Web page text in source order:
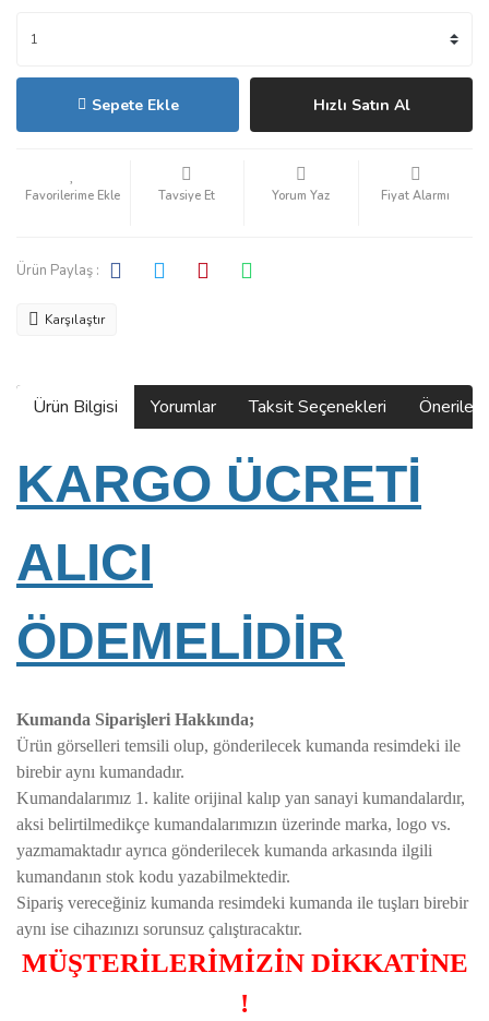
Sepete Ekle Hızlı Satın Al
Tavsiye Et Yorum Yaz Fiyat Alarmı
Ürün Paylaş :
Karşılaştır
Ürün Bilgisi Yorumlar Taksit Seçenekleri
KARGO ÜCRETİ
ALICI
ÖDEMELİDİR
Kumanda Siparişleri Hakkında;
Ürün görselleri temsili olup, gönderilecek kumanda resimdeki ile
birebir aynı kumandadır.
Kumandalarımız 1. kalite orijinal kalıp yan sanayi kumandalardır,
aksi belirtilmedikçe kumandalarımızın üzerinde marka, logo vs.
yazmamaktadır ayrıca gönderilecek kumanda arkasında ilgili
kumandanın stok kodu yazabilmektedir.
Sipariş vereceğiniz kumanda resimdeki kumanda ile tuşları birebir
aynı ise cihazınızı sorunsuz çalıştıracaktır.
MÜŞTERİLERİMİZİN DİKKATİNE
!